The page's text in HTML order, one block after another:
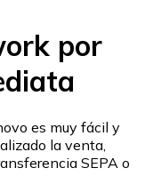
por
es muy fácil y
la venta,
SEPA o